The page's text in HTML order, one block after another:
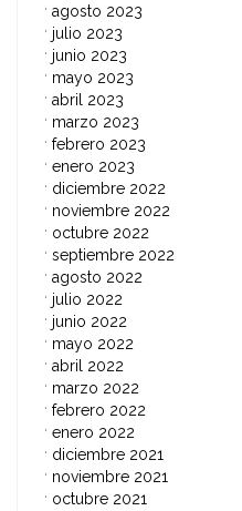
agosto 2023
julio 2023
junio 2023
mayo 2023
abril 2023
marzo 2023
febrero 2023
enero 2023
diciembre 2022
noviembre 2022
octubre 2022
septiembre 2022
agosto 2022
julio 2022
junio 2022
mayo 2022
abril 2022
marzo 2022
febrero 2022
enero 2022
diciembre 2021
noviembre 2021
octubre 2021